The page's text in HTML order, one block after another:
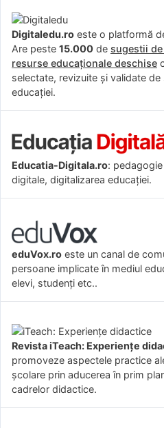
Digitaledu.ro este o platformă
Are peste 15.000 de sugestii
resurse educaționale deschise
selectate, revizuite și validate
educației.
Educatia-Digitala.ro:
digitale, digitalizarea educației.
eduVox.ro este un canal de
persoane implicate în mediul
elevi, studenți etc..
Revista iTeach: Experienţe
promoveze aspectele practice
şcolare prin aducerea în prim
cadrelor didactice.